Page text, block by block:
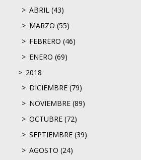
ABRIL (43)
MARZO (55)
FEBRERO (46)
ENERO (69)
2018
DICIEMBRE (79)
NOVIEMBRE (89)
OCTUBRE (72)
SEPTIEMBRE (39)
AGOSTO (24)